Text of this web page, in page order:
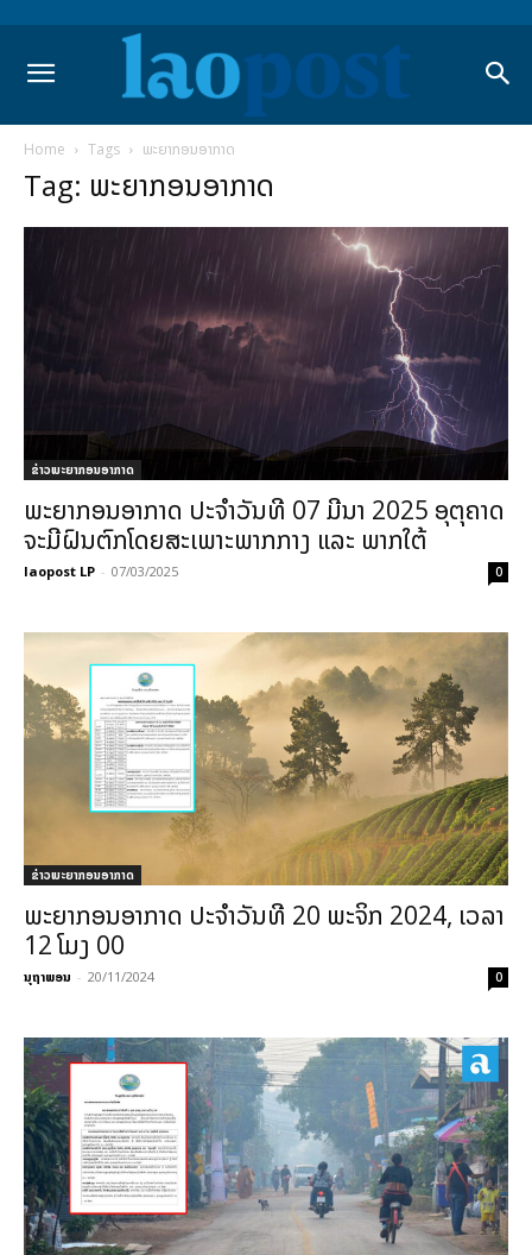
Home Tags ພະຍາກອນອາກາດ
Tag: ພະຍາກອນອາກາດ
ຂ່າວພະຍາກອນອາກາດ
ພະຍາກອນອາກາດ ປະຈຳວັນທີ 07 ມີນາ 2025 ອຸຕຸຄາດ
ຈະມີຝົນຕົກໂດຍສະເພາະພາກກາງ ແລະ ພາກໃຕ້
laopost LP - 07/03/2025 0
ຂ່າວພະຍາກອນອາກາດ
ພະຍາກອນອາກາດ ປະຈໍາວັນທີ 20 ພະຈິກ 2024, ເວລາ
12 ໂມງ 00
ນຸຖາພອນ - 20/11/2024 0